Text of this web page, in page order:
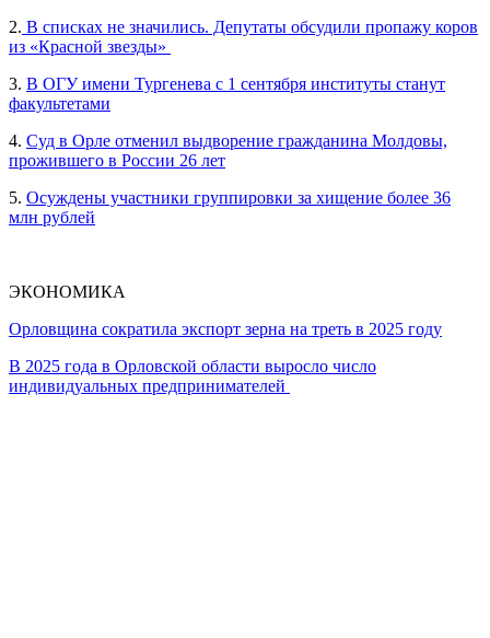
2. В списках не значились. Депутаты обсудили пропажу коров
из «Красной звезды»
3. В ОГУ имени Тургенева с 1 сентября институты станут
факультетами
4. Суд в Орле отменил выдворение гражданина Молдовы,
прожившего в России 26 лет
5. Осуждены участники группировки за хищение более 36
млн рублей
ЭКОНОМИКА
Орловщина сократила экспорт зерна на треть в 2025 году
В 2025 года в Орловской области выросло число
индивидуальных предпринимателей